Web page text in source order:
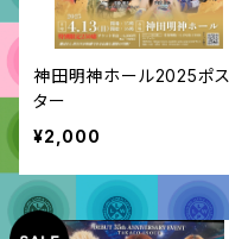
神田明神ホール2025ポス
ター
¥2,000